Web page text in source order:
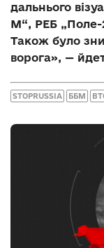
дальнього
М“, РЕБ „Поле-
Також було
ворога», —
STOPRUSSIA ББМ